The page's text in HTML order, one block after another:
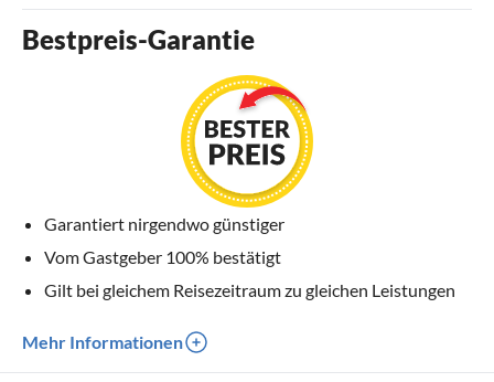
Bestpreis-Garantie
Garantiert nirgendwo günstiger
Vom Gastgeber 100% bestätigt
Gilt bei gleichem Reisezeitraum zu gleichen Leistungen
Mehr Informationen